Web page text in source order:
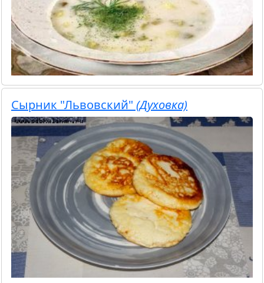
Сырник "Львовский" (Духовка)